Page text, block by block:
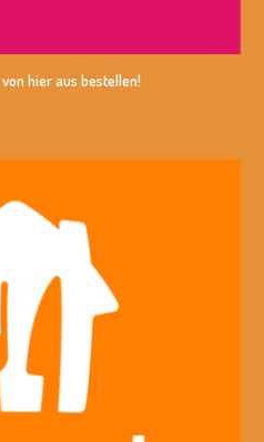
von hier aus bestellen!